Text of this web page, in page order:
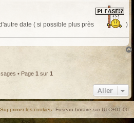
date ( si possible plus près )
• Page 1 sur 1
Aller
Fuseau horaire surUTC+01:00
Supprimer les cookies